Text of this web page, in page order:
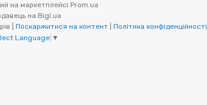
на маркетплейсі Prom.ua
на Bigl.ua
Поскаржитися на контент
Політика конфіденційності
Language ▼